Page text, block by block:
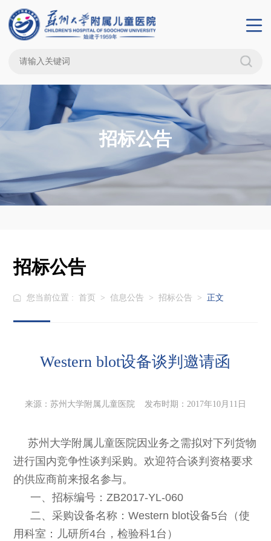
招标公告
招标公告
您当前位置 : 首页 > 信息公告 > 招标公告 > 正文
Western blot设备谈判邀请函
来源：苏州大学附属儿童医院 发布时期：2017年10月11日
苏州大学附属儿童医院因业务之需拟对下列货物
进行国内竞争性谈判采购。欢迎符合谈判资格要求
的供应商前来报名参与。
一、招标编号：ZB2017-YL-060
二、采购设备名称：Western blot设备5台（使
用科室：儿研所4台，检验科1台）